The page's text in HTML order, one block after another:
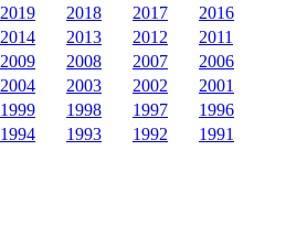
2019 2018 2017
2016
2014 2013 2012
2011
2009 2008 2007
2006
2004 2003 2002
2001
1999 1998 1997
1996
1994 1993 1992 1991